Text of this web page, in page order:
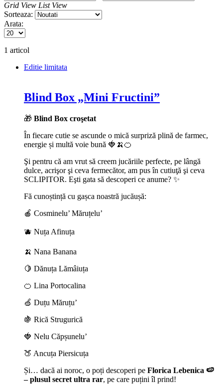
Grid View List View
Sorteaza:
Arata:
1 articol
Editie limitata
Blind Box „Mini Fructini”
🎁 Blind Box croşetat
În fiecare cutie se ascunde o mică surpriză plină de farmec,
energie și multă voie bună 🍓🍌🍊
Şi pentru că am vrut să creem jucăriile perfecte, pe lângă
dulce, acrişor şi ceva fermecător, am pus în cutiuţă şi ceva
SCLIPITOR. Eşti gata să descoperi ce anume? ✨
Fă cunoștință cu gașca noastră jucăușă:
🍎 Cosminelu’ Măruțelu’
🫐 Nuța Afinuța
🍌 Nana Banana
🍋 Dănuța Lămâiuța
🍊 Lina Portocalina
🍏 Duțu Măruțu’
🍇 Rică Strugurică
🍓 Nelu Căpșunelu’
🍑 Ancuța Piersicuța
Și… dacă ai noroc, o poți descoperi pe Florica Lebenica 🍉
– plusul secret ultra rar, pe care puțini îl prind!